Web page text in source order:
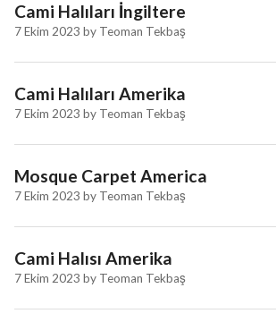
Cami Halıları İngiltere
7 Ekim 2023 by Teoman Tekbaş
Cami Halıları Amerika
7 Ekim 2023 by Teoman Tekbaş
Mosque Carpet America
7 Ekim 2023 by Teoman Tekbaş
Cami Halısı Amerika
7 Ekim 2023 by Teoman Tekbaş